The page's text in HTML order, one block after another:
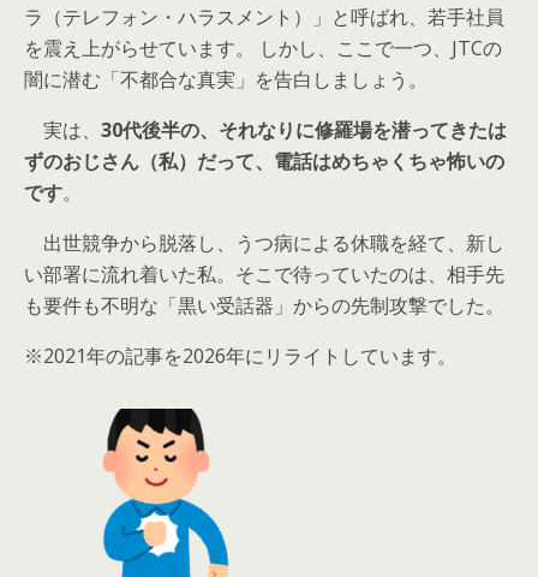
ラ（テレフォン・ハラスメント）」と呼ばれ、若手社員
を震え上がらせています。 しかし、ここで一つ、JTCの
闇に潜む「不都合な真実」を告白しましょう。
実は、 30代後半の、それなりに修羅場を潜ってきたは
ずのおじさん（私）だって、電話はめちゃくちゃ怖いの
です。
出世競争から脱落し、うつ病による休職を経て、新し
い部署に流れ着いた私。そこで待っていたのは、相手先
も要件も不明な「黒い受話器」からの先制攻撃でした。
※2021年の記事を2026年にリライトしています。